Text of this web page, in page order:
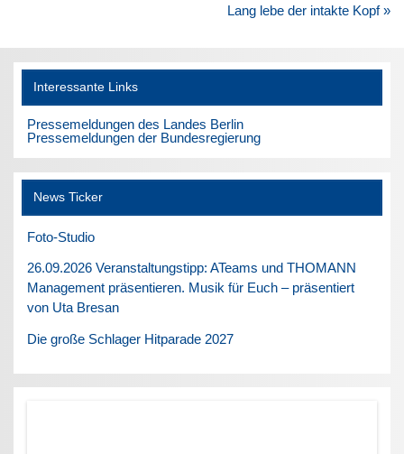
Lang lebe der intakte Kopf »
Interessante Links
Pressemeldungen des Landes Berlin
Pressemeldungen der Bundesregierung
News Ticker
Foto-Studio
26.09.2026 Veranstaltungstipp: ATeams und THOMANN
Management präsentieren. Musik für Euch – präsentiert
von Uta Bresan
Die große Schlager Hitparade 2027